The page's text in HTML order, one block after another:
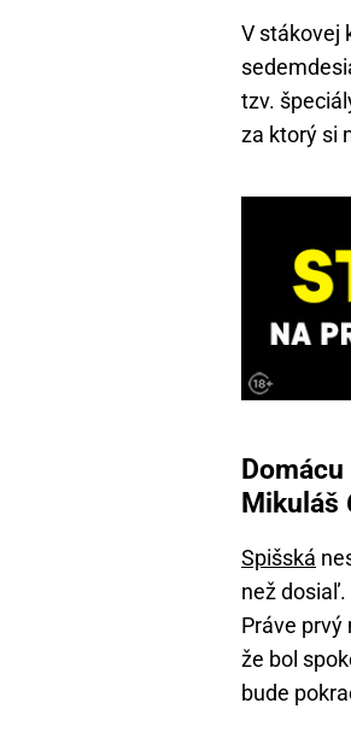
V stákovej
tzv.
za ktorý si
Mikuláš
Spišská
než
Práve
že bol
bude